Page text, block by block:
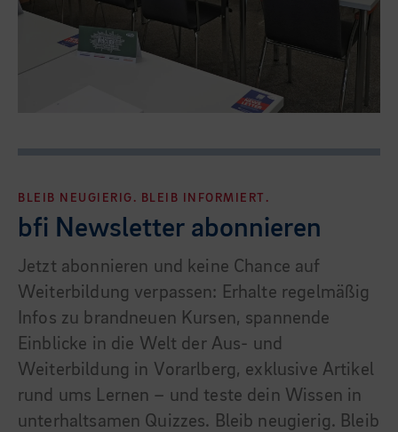
BLEIB NEUGIERIG. BLEIB INFORMIERT.
bfi Newsletter abonnieren
Jetzt abonnieren und keine Chance auf
Weiterbildung verpassen: Erhalte regelmäßig
Infos zu brandneuen Kursen, spannende
Einblicke in die Welt der Aus- und
Weiterbildung in Vorarlberg, exklusive Artikel
rund ums Lernen – und teste dein Wissen in
unterhaltsamen Quizzes. Bleib neugierig. Bleib